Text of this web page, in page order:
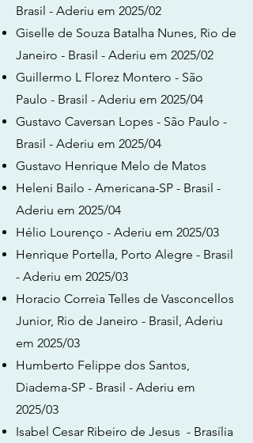
Brasil - Aderiu em 2025/02
Giselle de Souza Batalha Nunes, Rio de
Janeiro - Brasil - Aderiu em 2025/02
Guillermo L Florez Montero - São
Paulo - Brasil - Aderiu em 2025/04
Gustavo Caversan Lopes - São Paulo -
Brasil - Aderiu em 2025/04
Gustavo Henrique Melo de Matos
Heleni Bailo - Americana-SP - Brasil -
Aderiu em 2025/04
Hélio Lourenço - Aderiu em 2025/03
Henrique Portella, Porto Alegre - Brasil
- Aderiu em 2025/03
Horacio Correia Telles de Vasconcellos
Junior, Rio de Janeiro - Brasil, Aderiu
em 2025/03
Humberto Felippe dos Santos,
Diadema-SP - Brasil - Aderiu em
2025/03
Isabel Cesar Ribeiro de Jesus - Brasília